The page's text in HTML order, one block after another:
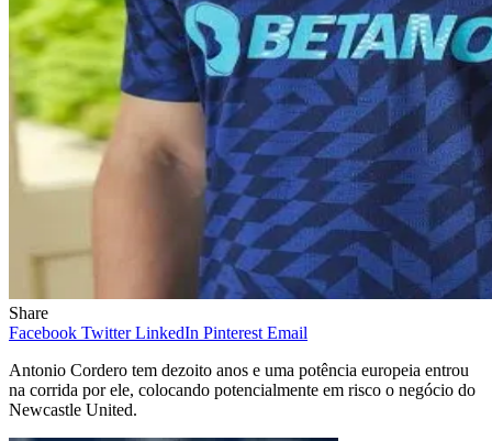
Share
Facebook Twitter LinkedIn Pinterest Email
Antonio Cordero tem dezoito anos e uma potência europeia entrou
na corrida por ele, colocando potencialmente em risco o negócio do
Newcastle United.